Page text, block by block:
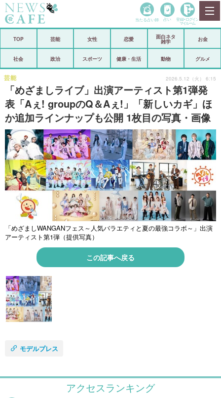
政治
芸能 スポーツ
恋愛 ビックリ
コメントポスト アリ／ナシ
リリース ショップ
登録・ログイン/マイルーム
当たる占い師 占い 登録• ログイン
マイルーム
TOP 芸能 女性 恋愛
面白ネタ
雑学
お金
社会 政治 スポーツ 健康・生活 動物 グルメ
「めざましライブ」出演アーティスト第1弾発
表「Aぇ! groupのQ＆Aぇ!」「新しいカギ」ほ
か追加ラインナップも公開 1枚目の写真・画像
芸能 2026.5.12（火） 6:15
「めざましWANGANフェス～人気バラエティと夏の最強コラボ～」出演
アーティスト第1弾（提供写真）
この記事へ戻る
モデルプレス
アクセスランキング